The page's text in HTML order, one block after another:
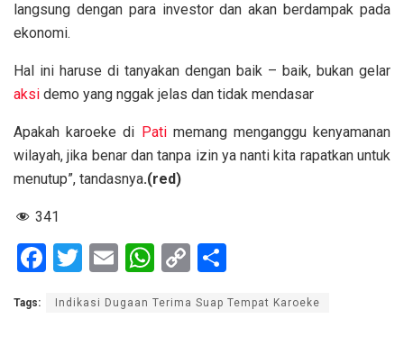
langsung dengan para investor dan akan berdampak pada
ekonomi.
Hal ini haruse di tanyakan dengan baik – baik, bukan gelar
aksi demo yang nggak jelas dan tidak mendasar
Apakah karoeke di Patimemang menganggu kenyamanan
wilayah, jika benar dan tanpa izin ya nanti kita rapatkan untuk
menutup”, tandasnya.(red)
341
F
ce
T
tt
E
ail
W
at
C
py ar
Tags: Indikasi Dugaan Terima Suap Tempat Karoeke